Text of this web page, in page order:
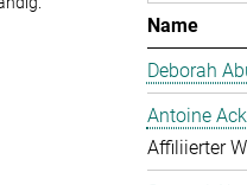
Name
Deborah
Antoine
Affiliierter